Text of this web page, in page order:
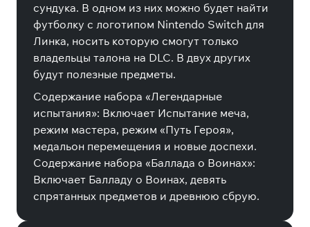
сундука. В одном из них можно будет найти
футболку с логотипом Nintendo Switch для
Линка, носить которую смогут только
владельцы талона на DLC. В двух других
будут полезные предметы.
Содержание набора «Легендарные
испытания»: Включает Испытание меча,
режим мастера, режим «Путь Героя»,
медальон перемещения и новые доспехи.
Содержание набора «Баллада о Воинах»:
Включает Балладу о Воинах, девять
спрятанных предметов и древнюю сбрую.